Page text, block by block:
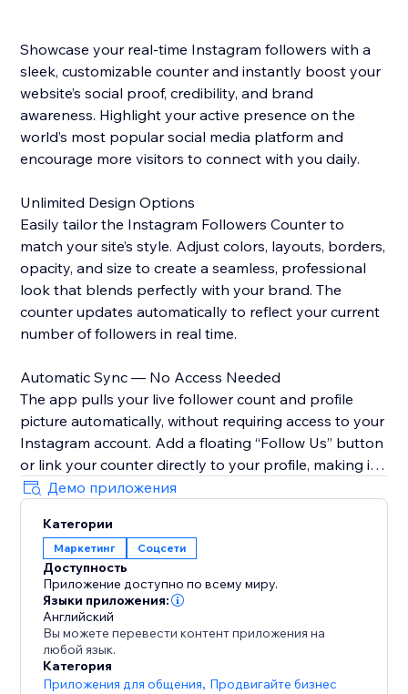
Showcase your real-time Instagram followers with a
sleek, customizable counter and instantly boost your
website’s social proof, credibility, and brand
awareness. Highlight your active presence on the
world’s most popular social media platform and
encourage more visitors to connect with you daily.
Unlimited Design Options
Easily tailor the Instagram Followers Counter to
match your site’s style. Adjust colors, layouts, borders,
opacity, and size to create a seamless, professional
look that blends perfectly with your brand. The
counter updates automatically to reflect your current
number of followers in real time.
Automatic Sync — No Access Needed
The app pulls your live follower count and profile
picture automatically, without requiring access to your
Instagram account. Add a floating “Follow Us” button
or link your counter directly to your profile, making it
simple for visitors to follow you instantly and grow
your engaged audience.
With Instagram Followers Counter, you’ll transform
traffic into followers, increase engagement, and
showcase the social proof your brand truly deserves.
Демо приложения
Категории
Маркетинг Соцсети
Доступность
Приложение доступно по всему миру.
Языки приложения:
Английский
Вы можете перевести контент приложения на
любой язык.
Категория
Приложения для общения, Продвигайте бизнес